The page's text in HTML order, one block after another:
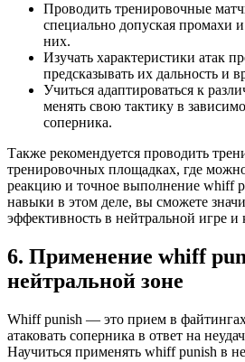
Проводить тренировочные
специально допуская промахи
них.
Изучать характеристики атак
предсказывать их дальность и
Учиться адаптироваться к
менять свою тактику в
соперника.
Также рекомендуется проводить
тренировочных площадках, где
реакцию и точное выполнение whiff
навыки в этом деле, вы сможете
эффективность в нейтральной игре и
6. Применение whiff
нейтральной зоне
Whiff punish — это прием в
атаковать соперника в ответ на
Научиться применять whiff punish в